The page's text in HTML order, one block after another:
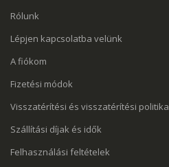
Rólunk
Lépjen kapcsolatba velünk
A fiókom
Fizetési módok
Visszatérítési és visszatérítési politika
Szállítási díjak és idők
Felhasználási feltételek